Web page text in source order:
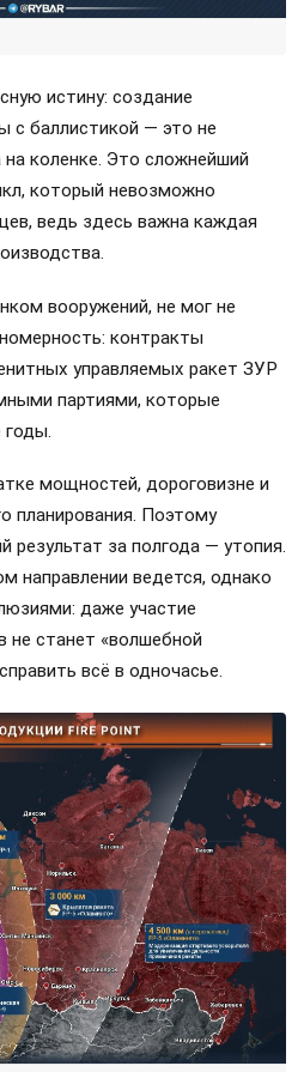
истину: создание
с баллистикой — это не
на коленке. Это сложнейший
который невозможно
ведь здесь важна каждая
вооружений, не мог не
контракты
управляемых ракет ЗУР
партиями, которые
годы.
мощностей, дороговизне и
планирования. Поэтому
результат за полгода — утопия.
направлении ведется, однако
даже участие
не станет «волшебной
всё в одночасье.